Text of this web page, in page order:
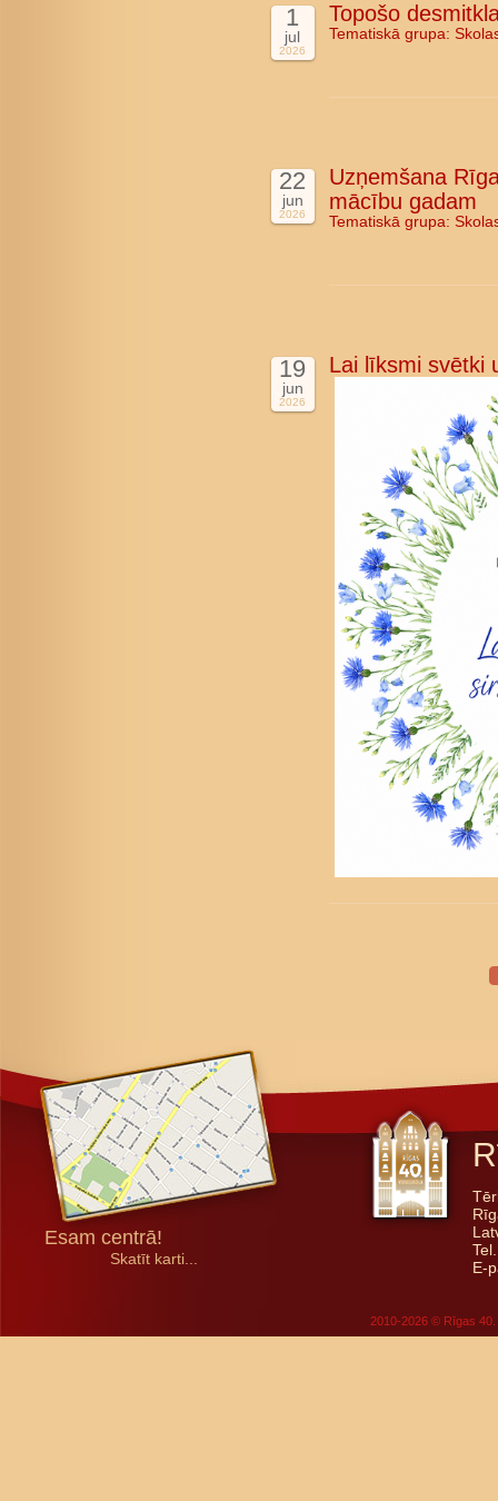
1
jul
2026
Topošo
Tematiskā grupa:
22
jun
2026
Uzņemšana
mācību gadam
Tematiskā grupa:
19
jun
2026
Lai līksmi svētki
Esam centrā!
Skatīt karti...
E-
2010-2026 © Rīgas